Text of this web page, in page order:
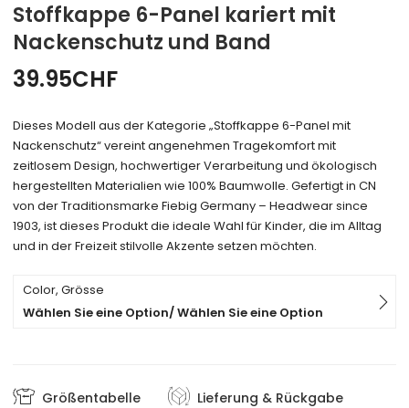
Stoffkappe 6-Panel kariert mit
Nackenschutz und Band
39.95CHF
Dieses Modell aus der Kategorie „Stoffkappe 6-Panel mit
Nackenschutz“ vereint angenehmen Tragekomfort mit
zeitlosem Design, hochwertiger Verarbeitung und ökologisch
hergestellten Materialien wie 100% Baumwolle. Gefertigt in CN
von der Traditionsmarke Fiebig Germany – Headwear since
1903, ist dieses Produkt die ideale Wahl für Kinder, die im Alltag
und in der Freizeit stilvolle Akzente setzen möchten.
Color, Grösse
Wählen Sie eine Option/ Wählen Sie eine Option
Größentabelle Lieferung & Rückgabe